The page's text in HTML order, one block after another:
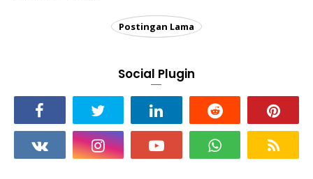
Postingan Lama
Social Plugin